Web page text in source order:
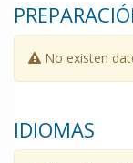
No existen
IDIOMAS